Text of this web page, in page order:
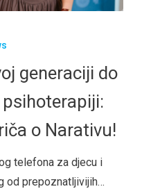
generaciji do
o Narativu!
telefona za djecu i
od prepoznatljivijih…